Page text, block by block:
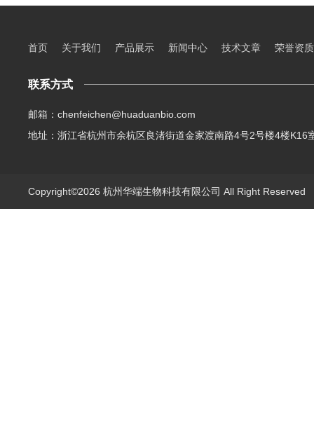
首页 关于我们 产品展示 新闻中心 技术文章 荣誉资质
联系方式
邮箱：chenfeichen@huaduanbio.com
地址：浙江省杭州市余杭区良渚街道金家渡南路4号2号楼4楼K16
Copyright©2026 杭州华端生物科技有限公司 All Right